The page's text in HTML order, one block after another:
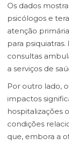
Os dados
psicólogos e
atenção
para
consultas
a serviços de
Por outro lado,
impactos
hospitalizações
condições
que, embora a